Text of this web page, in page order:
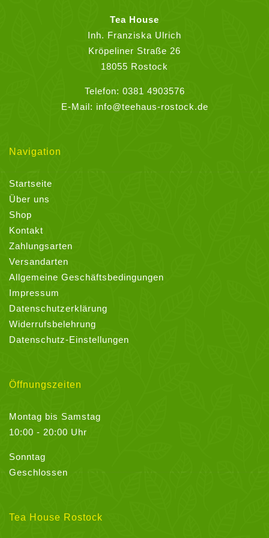
Produktseite
werden
Tea House
Inh. Franziska Ulrich
Kröpeliner Straße 26
18055 Rostock
Telefon: 0381 4903576
E-Mail: info@teehaus-rostock.de
Navigation
Startseite
Über uns
Shop
Kontakt
Zahlungsarten
Versandarten
Allgemeine Geschäftsbedingungen
Impressum
Datenschutzerklärung
Widerrufsbelehrung
Datenschutz-Einstellungen
Öffnungszeiten
Montag bis Samstag
10:00 - 20:00 Uhr
Sonntag
Geschlossen
Tea House Rostock